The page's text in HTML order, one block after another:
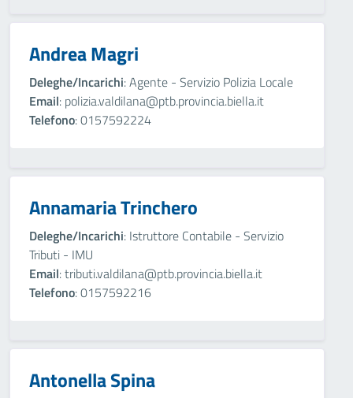
Andrea Magri
Deleghe/Incarichi: Agente - Servizio Polizia Locale
Email: polizia.valdilana@ptb.provincia.biella.it
Telefono: 0157592224
Annamaria Trinchero
Deleghe/Incarichi: Istruttore Contabile - Servizio
Tributi - IMU
Email: tributi.valdilana@ptb.provincia.biella.it
Telefono: 0157592216
Antonella Spina